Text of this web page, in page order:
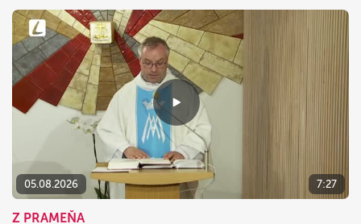
05.08.2026 7:27
Z PRAMEŇA